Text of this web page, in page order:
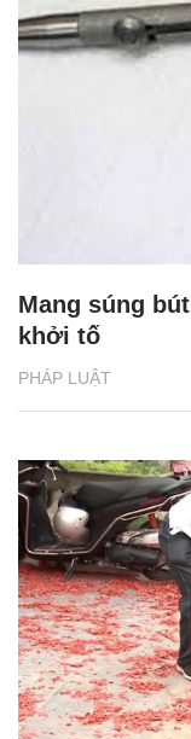
PHÁP LUẬT
Mang súng
khởi tố